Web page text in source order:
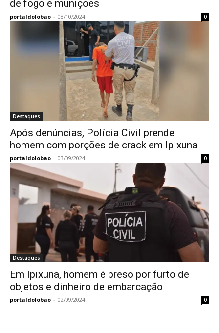
de fogo e munições
portaldolobao - 08/10/2024 0
Destaques
Após denúncias, Polícia Civil prende
homem com porções de crack em Ipixuna
portaldolobao - 03/09/2024 0
Destaques
Em Ipixuna, homem é preso por furto de
objetos e dinheiro de embarcação
portaldolobao - 02/09/2024 0